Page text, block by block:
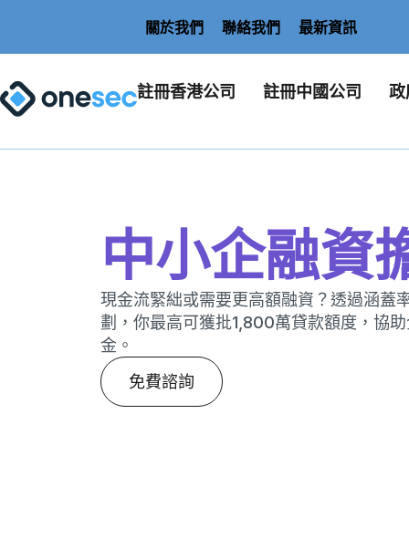
關於我們 聯絡我們 最新資訊
註冊香港公司 註冊中國公司 政
中小企融資
現金流緊絀或需要更高額融資？透過涵
劃，你最高可獲批1,800萬貸款額度，協
金。
免費諮詢